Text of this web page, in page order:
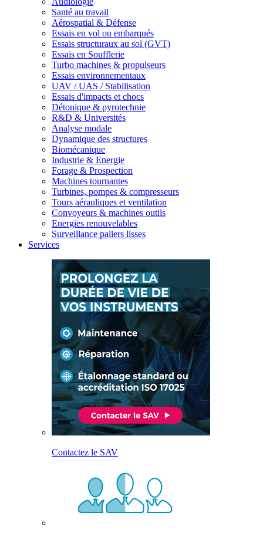
Santé au travail
Aérospatial & Défense
Essais en vol ou embarqués
Essais structuraux au sol (GVT)
Essais en Soufflerie
Turbo machines & propulseurs
Essais environnementaux
UAV / UAS / Stabilisation
Essais d'impacts et chocs
Détonique & pyrotechnie
R&D & Universités
Analyse modale
Dynamique des structures
Biomécanique
Industrie & Energie
Forage & Prospection
Machines tournantes
Turbines, pompes & compresseurs
Tours aérauliques et ventilation
Convoyeurs & machines outils
Energies renouvelables
Surveillance paliers lisses
Services
Contactez le SAV